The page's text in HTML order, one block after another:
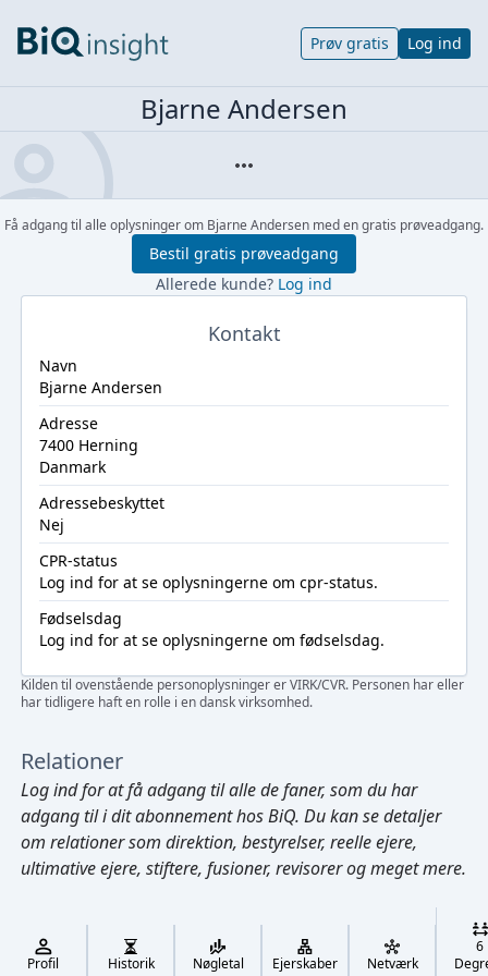
Cmd/Ctrl + K
Prøv gratis Log ind
Bjarne Andersen
Få adgang til alle oplysninger om Bjarne Andersen med en gratis prøveadgang.
Bestil gratis prøveadgang
Allerede kunde? Log ind
Kontakt
Navn
Bjarne Andersen
Adresse
7400 Herning
Danmark
Adressebeskyttet
Nej
CPR-status
Log ind for at se oplysningerne om cpr-status.
Fødselsdag
Log ind for at se oplysningerne om fødselsdag.
Kilden til ovenstående personoplysninger er VIRK/CVR. Personen har eller
har tidligere haft en rolle i en dansk virksomhed.
Relationer
Log indfor at få adgang til alle de faner, som du har
adgang til i dit abonnement hos BiQ. Du kan se detaljer
om relationer som direktion, bestyrelser, reelle ejere,
ultimative ejere, stiftere, fusioner, revisorer og meget mere.
Profil Historik Nøgletal Ejerskaber Netværk
6